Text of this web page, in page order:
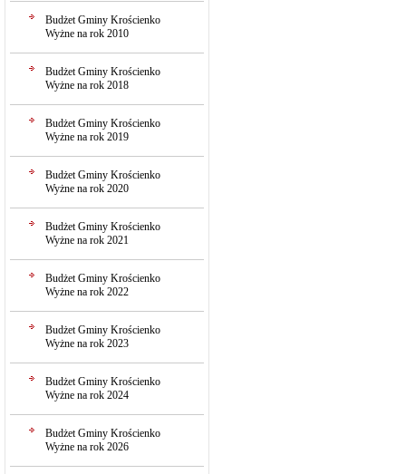
Budżet Gminy Krościenko
Wyżne na rok 2010
Budżet Gminy Krościenko
Wyżne na rok 2018
Budżet Gminy Krościenko
Wyżne na rok 2019
Budżet Gminy Krościenko
Wyżne na rok 2020
Budżet Gminy Krościenko
Wyżne na rok 2021
Budżet Gminy Krościenko
Wyżne na rok 2022
Budżet Gminy Krościenko
Wyżne na rok 2023
Budżet Gminy Krościenko
Wyżne na rok 2024
Budżet Gminy Krościenko
Wyżne na rok 2026